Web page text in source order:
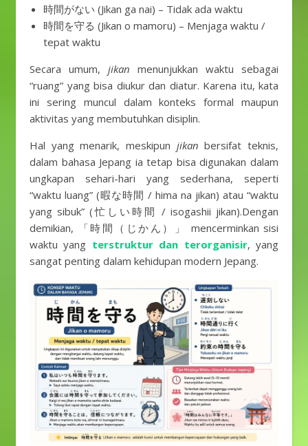
時間がない (Jikan ga nai) – Tidak ada waktu
時間を守る (Jikan o mamoru) – Menjaga waktu /
tepat waktu
Secara umum, jikan menunjukkan waktu sebagai
“ruang” yang bisa diukur dan diatur. Karena itu, kata
ini sering muncul dalam konteks formal maupun
aktivitas yang membutuhkan disiplin.
Hal yang menarik, meskipun jikan bersifat teknis,
dalam bahasa Jepang ia tetap bisa digunakan dalam
ungkapan sehari-hari yang sederhana, seperti
“waktu luang” (暇な時間 / hima na jikan) atau “waktu
yang sibuk” (忙しい時間 / isogashii jikan).Dengan
demikian, 「時間（じかん）」 mencerminkan sisi
waktu yang terstruktur dan terorganisir, yang
sangat penting dalam kehidupan modern Jepang.